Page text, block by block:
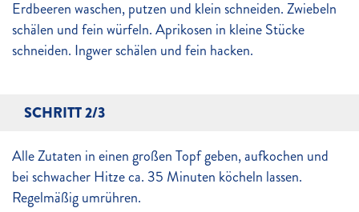
Erdbeeren waschen, putzen und klein schneiden. Zwiebeln
schälen und fein würfeln. Aprikosen in kleine Stücke
schneiden. Ingwer schälen und fein hacken.
SCHRITT 2/3
Alle Zutaten in einen großen Topf geben, aufkochen und
bei schwacher Hitze ca. 35 Minuten köcheln lassen.
Regelmäßig umrühren.